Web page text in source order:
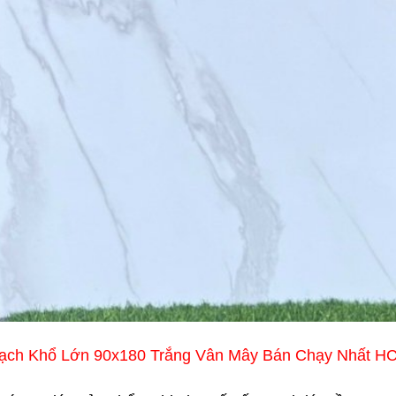
Khổ Lớn 90x180 Trắng Vân Mây Bán Chạy Nhất